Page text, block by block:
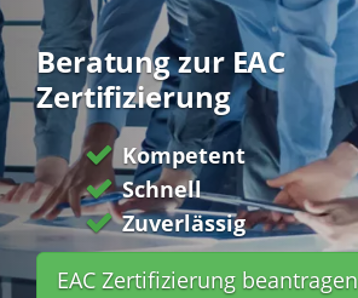
Beratung zur EAC
Zertifizierung
Kompetent
Schnell
Zuverlässig
EAC Zertifizierung beantragen